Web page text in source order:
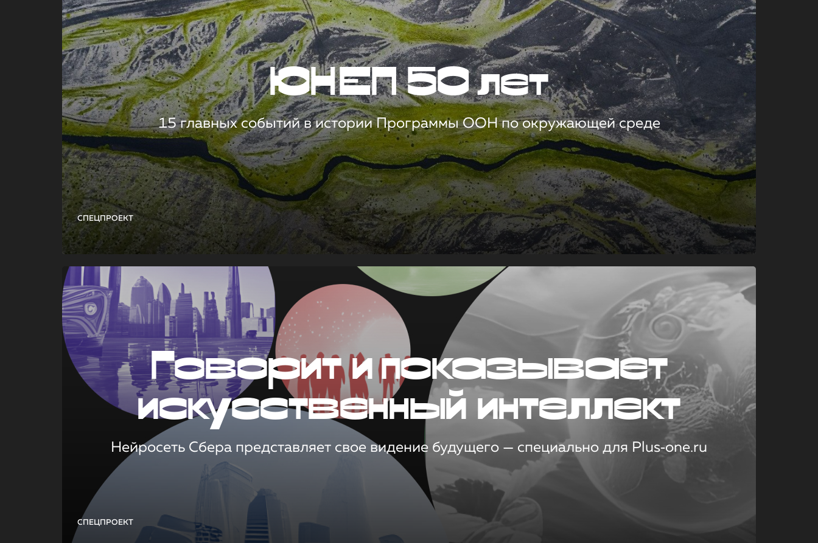
СПЕЦПРОЕКТ
ЮНЕП 50 лет
15 главных событий в истории Программы ООН по окружающей среде
СПЕЦПРОЕКТ
Говорит и показывает
искусственный интеллект
Нейросеть Сбера представляет свое видение будущего — специально для Plus‑one.ru